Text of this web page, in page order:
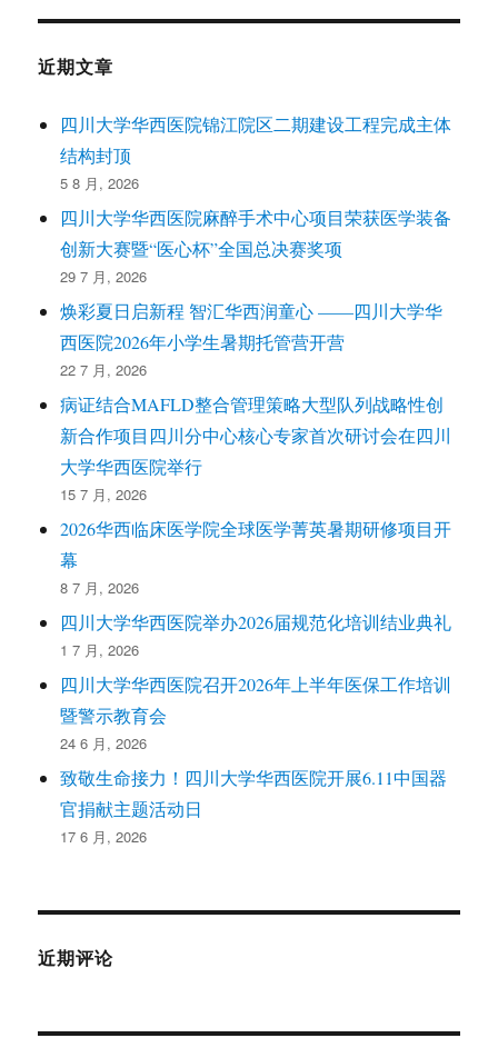
近期文章
四川大学华西医院锦江院区二期建设工程完成主体
结构封顶
5 8 月, 2026
四川大学华西医院麻醉手术中心项目荣获医学装备
创新大赛暨“医心杯”全国总决赛奖项
29 7 月, 2026
焕彩夏日启新程 智汇华西润童心 ——四川大学华
西医院2026年小学生暑期托管营开营
22 7 月, 2026
病证结合MAFLD整合管理策略大型队列战略性创
新合作项目四川分中心核心专家首次研讨会在四川
大学华西医院举行
15 7 月, 2026
2026华西临床医学院全球医学菁英暑期研修项目开
幕
8 7 月, 2026
四川大学华西医院举办2026届规范化培训结业典礼
1 7 月, 2026
四川大学华西医院召开2026年上半年医保工作培训
暨警示教育会
24 6 月, 2026
致敬生命接力！四川大学华西医院开展6.11中国器
官捐献主题活动日
17 6 月, 2026
近期评论